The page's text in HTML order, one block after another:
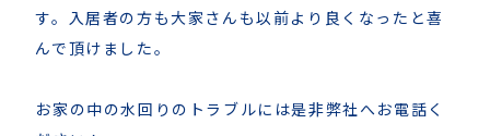
す。入居者の方も大家さんも以前より良くなったと喜
んで頂けました。
お家の中の水回りのトラブルには是非弊社へお電話く